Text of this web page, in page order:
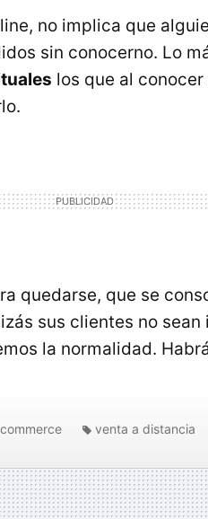
no implica que
sin conocerno. Lo
los que al
quedarse, que se
sus clientes no
la normalidad.
venta a distancia